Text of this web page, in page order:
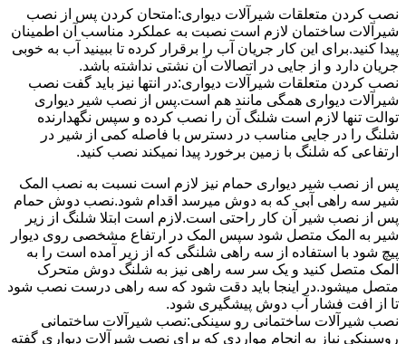
نصب کردن متعلقات شیرآلات دیواری:امتحان کردن پس از نصب
شیرآلات ساختمان لازم است نصبت به عملکرد مناسب آن اطمینان
پیدا کنید.برای این کار جریان آب را برقرار کرده تا ببینید آب به خوبی
جریان دارد و از جایی در اتصالات آن نشتی نداشته باشد.
نصب کردن متعلقات شیرآلات دیواری:در انتها نیز باید گفت نصب
شیرآلات دیواری همگی مانند هم است.پس از نصب شیر دیواری
توالت تنها لازم است شلنگ آن را نصب کرده و سپس نگهدارنده
شلنگ را در جایی مناسب در دسترس با فاصله کمی از شیر در
ارتفاعی که شلنگ با زمین برخورد پیدا نمیکند نصب کنید.
پس از نصب شیر دیواری حمام نیز لازم است نسبت به نصب المک
شیر سه راهی آبی که به دوش میرسد اقدام شود.نصب دوش حمام
پس از نصب شیر آن کار راحتی است.لازم است ابتلا شلنگ از زیر
شیر به المک متصل شود سپس المک در ارتفاع مشخصی روی دیوار
پیچ شود با استفاده از سه راهی شلنگی که از زیر آمده است را به
المک متصل کنید و یک سر سه راهی نیز به شلنگ دوش متحرک
متصل میشود.در اینجا باید دقت شود که سه راهی درست نصب شود
تا از افت فشار آب دوش پیشگیری شود.
نصب شیرآلات ساختمانی رو سینکی:نصب شیرآلات ساختمانی
روسینکی نیاز به انجام مواردی که برای نصب شیرآلات دیواری گفته